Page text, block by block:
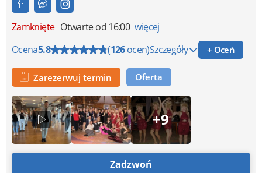
Zamknięte Otwarte od 16:00 więcej
Ocena5.8 (126ocen)Szczegóły + Oceń
Zarezerwuj termin Oferta
+9
Zadzwoń